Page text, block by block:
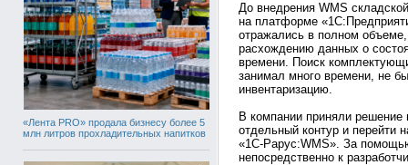
«Лента PRO» продала бизнесу более 5
млн литров прохладительных напитков
До внедрения WMS
на платформе
отражались в полном
расхождению данных о
времени. Поиск
занимал много времени, не
инвентаризацию.
В компании приняли решение
отдельный контур и перейти
«1С‑Рарус:WMS». За
непосредственно к